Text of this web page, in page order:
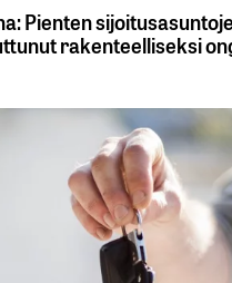
Pienten
rakenteelliseksi